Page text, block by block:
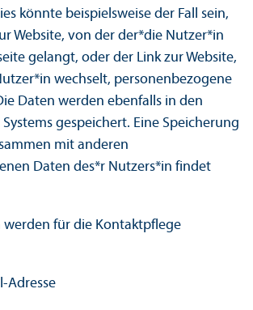
könnte beispielsweise der Fall sein,
Website, von der der*die Nutzer*in
gelangt, oder der Link zur Website,
wechselt, personenbezogene
Daten werden ebenfalls in den
gespeichert. Eine Speicherung
mit anderen
Daten des*r Nutzers*in findet
werden für die Kontaktpflege
Adresse